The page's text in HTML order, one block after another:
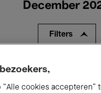
December
Filters
evenementen
Films
“Alle cookies accepteren”